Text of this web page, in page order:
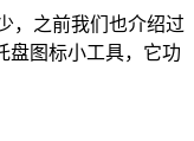
，之前我们也介绍过
盘图标小工具，它功